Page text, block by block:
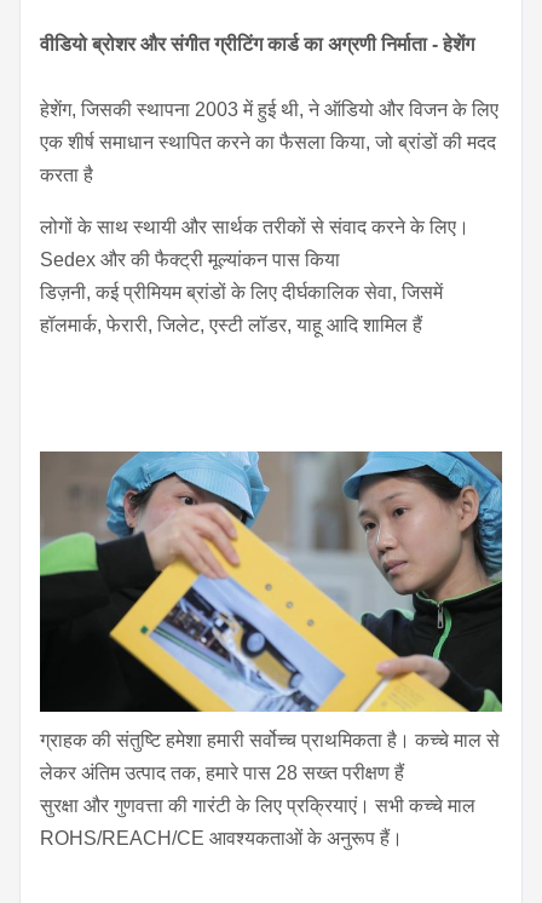
वीडियो ब्रोशर और संगीत ग्रीटिंग कार्ड का अग्रणी निर्माता - हेशेंग
हेशेंग, जिसकी स्थापना 2003 में हुई थी, ने ऑडियो और विजन के लिए
एक शीर्ष समाधान स्थापित करने का फैसला किया, जो ब्रांडों की मदद
करता है
लोगों के साथ स्थायी और सार्थक तरीकों से संवाद करने के लिए।
Sedex और की फैक्ट्री मूल्यांकन पास किया
डिज़नी, कई प्रीमियम ब्रांडों के लिए दीर्घकालिक सेवा, जिसमें
हॉलमार्क, फेरारी, जिलेट, एस्टी लॉडर, याहू आदि शामिल हैं
ग्राहक की संतुष्टि हमेशा हमारी सर्वोच्च प्राथमिकता है। कच्चे माल से
लेकर अंतिम उत्पाद तक, हमारे पास 28 सख्त परीक्षण हैं
सुरक्षा और गुणवत्ता की गारंटी के लिए प्रक्रियाएं। सभी कच्चे माल
ROHS/REACH/CE आवश्यकताओं के अनुरूप हैं।